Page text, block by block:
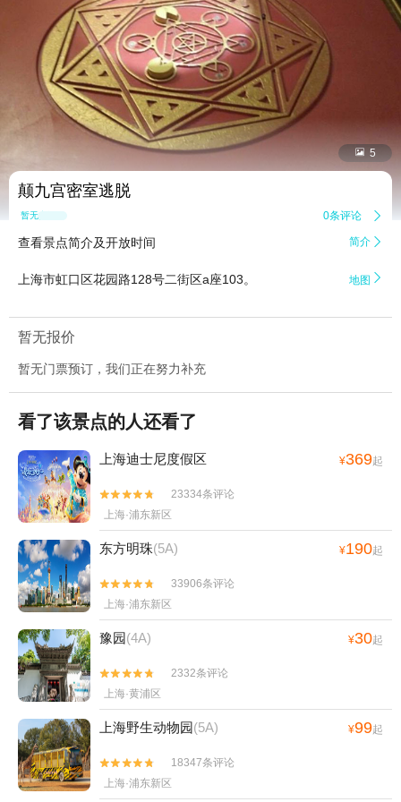
 5
颠九宫密室逃脱
暂无点评 0条评论 
查看景点简介及开放时间 简介 
上海市虹口区花园路128号二街区a座103。 地图 
暂无报价
暂无门票预订，我们正在努力补充
看了该景点的人还看了
上海迪士尼度假区 ¥369起


23334条评论
上海·浦东新区
东方明珠(5A) ¥190起


33906条评论
上海·浦东新区
豫园(4A) ¥30起


2332条评论
上海·黄浦区
上海野生动物园(5A) ¥99起


18347条评论
上海·浦东新区